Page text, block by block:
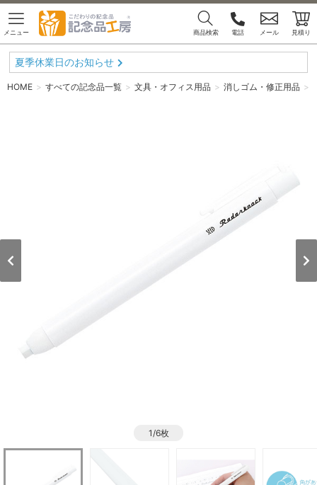
メニュー 商品検索 電話 メール 見積り
夏季休業日のお知らせ
HOME すべての記念品一覧 文具・オフィス用品 消しゴム・修正用品
1/6枚